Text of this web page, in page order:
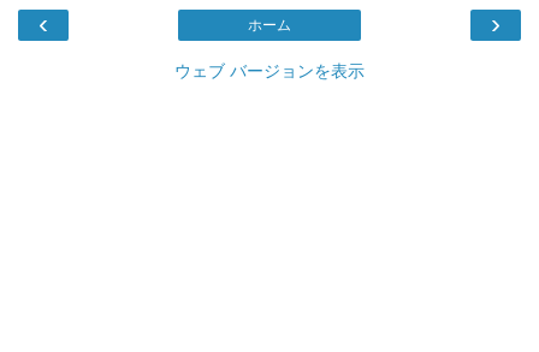
‹ ›
ホーム
ウェブ バージョンを表示